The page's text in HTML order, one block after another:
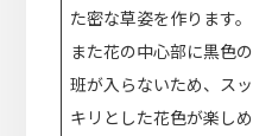
た密な草姿を作ります。
また花の中心部に黒色の
班が入らないため、スッ
キリとした花色が楽しめ